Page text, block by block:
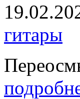
гитары